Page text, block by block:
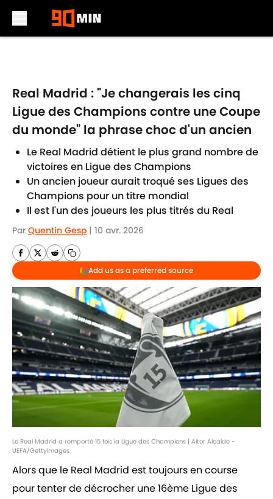
Real Madrid : "Je changerais les cinq
Ligue des Champions contre une Coupe
du monde" la phrase choc d'un ancien
Le Real Madrid détient le plus grand nombre de
victoires en Ligue des Champions
Un ancien joueur aurait troqué ses Ligues des
Champions pour un titre mondial
Il est l'un des joueurs les plus titrés du Real
Par Quentin Gesp | 10 avr. 2026
Add us as a preferred source
Le Real Madrid a remporté 15 fois la Ligue des Champions | Aitor Alcalde -
UEFA/GettyImages
Alors que le Real Madrid est toujours en course
pour tenter de décrocher une 16ème Ligue des